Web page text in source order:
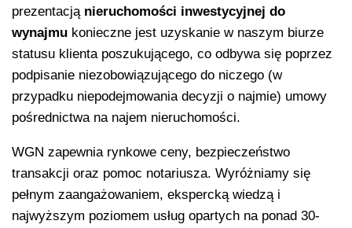
prezentacją nieruchomości inwestycyjnej do
wynajmu konieczne jest uzyskanie w naszym biurze
statusu klienta poszukującego, co odbywa się poprzez
podpisanie niezobowiązującego do niczego (w
przypadku niepodejmowania decyzji o najmie) umowy
pośrednictwa na najem nieruchomości.
WGN zapewnia rynkowe ceny, bezpieczeństwo
transakcji oraz pomoc notariusza. Wyróżniamy się
pełnym zaangażowaniem, ekspercką wiedzą i
najwyższym poziomem usług opartych na ponad 30-